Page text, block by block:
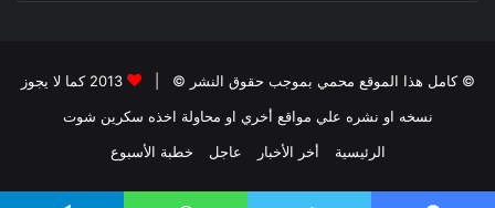
© كامل هذا الموقع محمي بموجب حقوق النشر © |
2013 كما لا يجوز
نسخه او نشره علي مواقع أخري او محاولة اخذه سكرين شوت
الرئيسية
أخر الأخبار عاجل خطبة الأسبوع